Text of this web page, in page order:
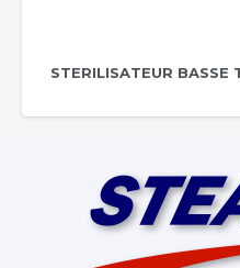
STERILISATEUR BASSE